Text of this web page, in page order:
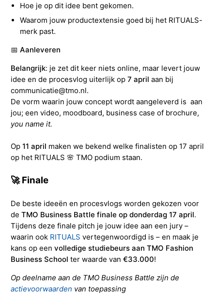
Hoe je op dit idee bent gekomen.
Waarom jouw productextensie goed bij het RITUALS-
merk past.
📅 Aanleveren
Belangrijk: je zet dit keer niets online, maar levert jouw
idee en de procesvlog uiterlijk op7 april aan bij
communicatie@tmo.nl.
De vorm waarin jouw concept wordt aangeleverd is aan
jou; een video, moodboard, business case of brochure,
you name it.
Op11 april maken we bekend welke finalisten op 17 april
op het RITUALS 🌸TMO podium staan.
🚀Finale
De beste ideeën en procesvlogs worden gekozen voor
de TMO Business Battle finale op donderdag 17 april.
Tijdens deze finale pitch je jouw idee aan een jury –
waarin ook RITUALS vertegenwoordigd is – en maak je
kans op eenvolledige studiebeurs aan TMO Fashion
Business School ter waarde van€33.000!
Op deelname aan de TMO Business Battle zijn de
actievoorwaarden van toepassing